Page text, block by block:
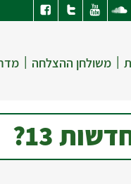
| משולחן ההצלחה |
13?